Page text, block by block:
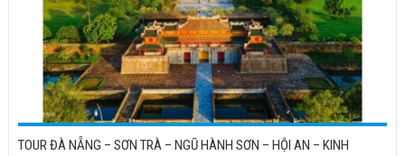
TOUR ĐÀ NẴNG – SƠN TRÀ – NGŨ HÀNH SƠN – HỘI AN – KINH